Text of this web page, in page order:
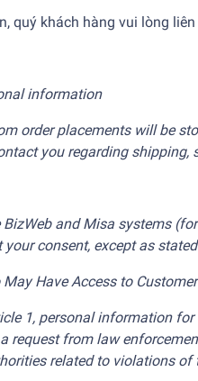
quý khách hàng vui lòng
information
order placements will be
you regarding
and Misa systems
consent, except as
Have Access to
1, personal information
request from law
related to violations of